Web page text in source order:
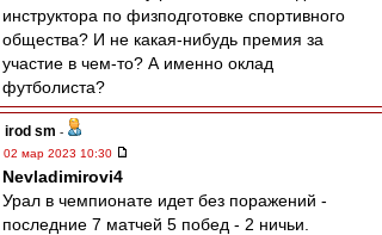
инструктора по физподготовке спортивного
общества? И не какая-нибудь премия за
участие в чем-то? А именно оклад
футболиста?
irod sm -
02 мар 2023 10:30
Nevladimirovi4
Урал в чемпионате идет без поражений -
последние 7 матчей 5 побед - 2 ничьи.